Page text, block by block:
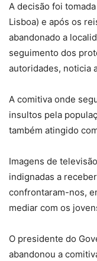
A decisão foi
Lisboa) e após os
abandonado a
seguimento dos
autoridades, noticia
A comitiva onde
insultos pela
também atingido
Imagens de
indignadas a
confrontaram-nos,
mediar com os
O presidente do
abandonou a